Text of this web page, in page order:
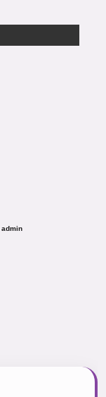
admin